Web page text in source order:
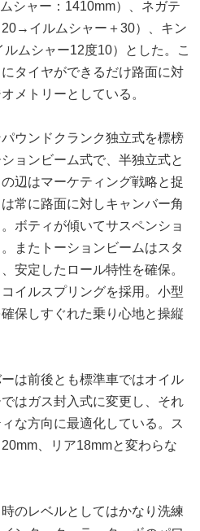
シャー：1410mm）、ネガテ
イルムシャー＋30）、キン
ムシャー12度10）とした。こ
タイヤができるだけ路面に対
メトリーとしている。
ウンドクランク独立式を標榜
ョンビーム式で、半独立式と
辺はマーケティング戦略と捉
常に路面に対しキャンバー角
ボティが傾いてサスペンショ
またトーションビームはスタ
安定したロール特性を確保。
イルスプリングを採用。小型
保しすぐれた乗り心地と操縦
は前後とも標準車ではオイル
はガス封入式に変更し、それ
な方向に最適化している。ス
、リア18mmと変わらな
のレベルとしてはかなり洗練